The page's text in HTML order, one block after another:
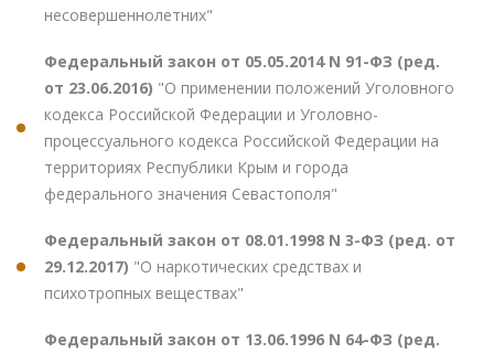
несовершеннолетних"
Федеральный закон от 05.05.2014 N 91-ФЗ (ред.
от 23.06.2016) "О применении положений Уголовного
кодекса Российской Федерации и Уголовно-
процессуального кодекса Российской Федерации на
территориях Республики Крым и города
федерального значения Севастополя"
Федеральный закон от 08.01.1998 N 3-ФЗ (ред. от
29.12.2017) "О наркотических средствах и
психотропных веществах"
Федеральный закон от 13.06.1996 N 64-ФЗ (ред.